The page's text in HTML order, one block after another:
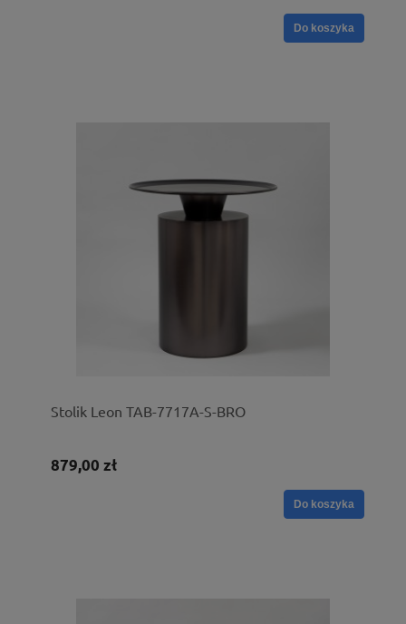
Do koszyka
Stolik Leon TAB-7717A-S-BRO
879,00 zł
Do koszyka